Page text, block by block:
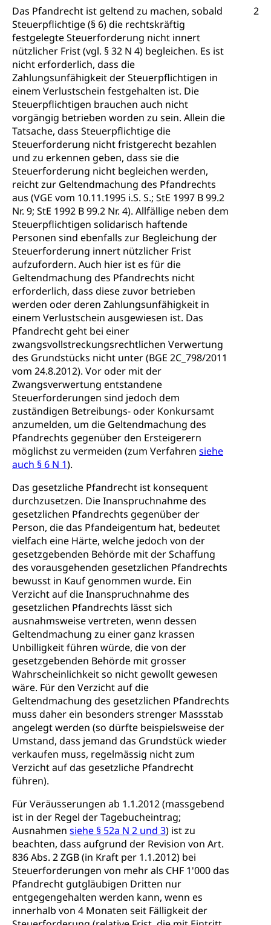
Das Pfandrecht ist geltend zu machen, sobald
Steuerpflichtige (§ 6) die rechtskräftig
festgelegte Steuerforderung nicht innert
nützlicher Frist (vgl. § 32 N 4) begleichen. Es ist
nicht erforderlich, dass die
Zahlungsunfähigkeit der Steuerpflichtigen in
einem Verlustschein festgehalten ist. Die
Steuerpflichtigen brauchen auch nicht
vorgängig betrieben worden zu sein. Allein die
Tatsache, dass Steuerpflichtige die
Steuerforderung nicht fristgerecht bezahlen
und zu erkennen geben, dass sie die
Steuerforderung nicht begleichen werden,
reicht zur Geltendmachung des Pfandrechts
aus (VGE vom 10.11.1995 i.S. S.; StE 1997 B 99.2
Nr. 9; StE 1992 B 99.2 Nr. 4). Allfällige neben dem
Steuerpflichtigen solidarisch haftende
Personen sind ebenfalls zur Begleichung der
Steuerforderung innert nützlicher Frist
aufzufordern. Auch hier ist es für die
Geltendmachung des Pfandrechts nicht
erforderlich, dass diese zuvor betrieben
werden oder deren Zahlungsunfähigkeit in
einem Verlustschein ausgewiesen ist. Das
Pfandrecht geht bei einer
zwangsvollstreckungsrechtlichen Verwertung
des Grundstücks nicht unter (BGE 2C_798/2011
vom 24.8.2012). Vor oder mit der
Zwangsverwertung entstandene
Steuerforderungen sind jedoch dem
zuständigen Betreibungs- oder Konkursamt
anzumelden, um die Geltendmachung des
Pfandrechts gegenüber den Ersteigerern
möglichst zu vermeiden (zum Verfahren siehe
auch § 6 N 1).
Das gesetzliche Pfandrecht ist konsequent
durchzusetzen. Die Inanspruchnahme des
gesetzlichen Pfandrechts gegenüber der
Person, die das Pfandeigentum hat, bedeutet
vielfach eine Härte, welche jedoch von der
gesetzgebenden Behörde mit der Schaffung
des vorausgehenden gesetzlichen Pfandrechts
bewusst in Kauf genommen wurde. Ein
Verzicht auf die Inanspruchnahme des
gesetzlichen Pfandrechts lässt sich
ausnahmsweise vertreten, wenn dessen
Geltendmachung zu einer ganz krassen
Unbilligkeit führen würde, die von der
gesetzgebenden Behörde mit grosser
Wahrscheinlichkeit so nicht gewollt gewesen
wäre. Für den Verzicht auf die
Geltendmachung des gesetzlichen Pfandrechts
muss daher ein besonders strenger Massstab
angelegt werden (so dürfte beispielsweise der
Umstand, dass jemand das Grundstück wieder
verkaufen muss, regelmässig nicht zum
Verzicht auf das gesetzliche Pfandrecht
führen).
Für Veräusserungen ab 1.1.2012 (massgebend
ist in der Regel der Tagebucheintrag;
Ausnahmen siehe § 52a N 2 und 3) ist zu
beachten, dass aufgrund der Revision von Art.
836 Abs. 2 ZGB (in Kraft per 1.1.2012) bei
Steuerforderungen von mehr als CHF 1'000 das
Pfandrecht gutgläubigen Dritten nur
entgegengehalten werden kann, wenn es
innerhalb von 4 Monaten seit Fälligkeit der
2
Klima
Raumplan, Nutzungsplan
Raumdatenpool
Richtplanung Kanton Luzern (ARE)
Raum und Wirtschaft rawi